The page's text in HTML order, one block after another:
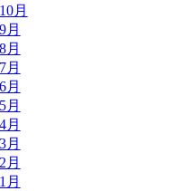
月
月
月
月
月
月
月
月
月
月